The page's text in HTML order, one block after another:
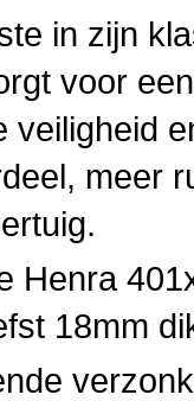
in zijn
voor
veiligheid
meer
Henra
18mm